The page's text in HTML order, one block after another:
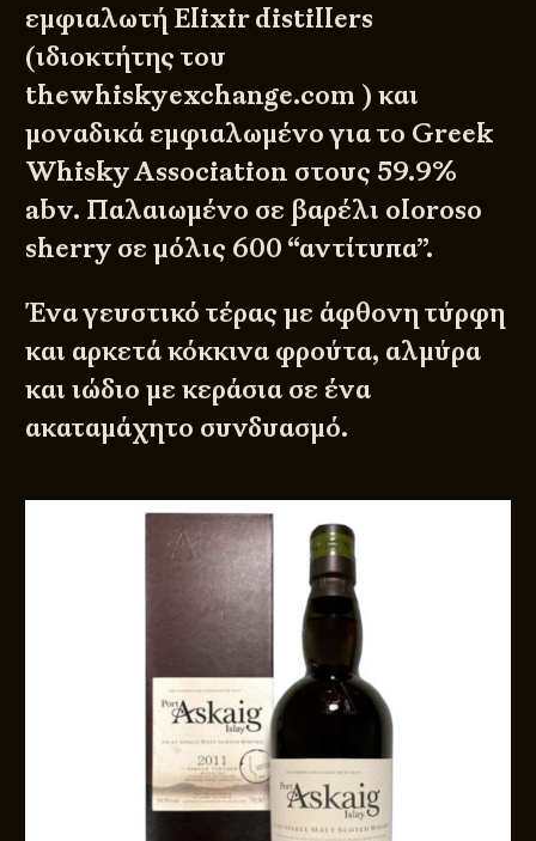
εμφιαλωτή Elixir distillers
(ιδιοκτήτης του
thewhiskyexchange.com ) και
μοναδικά εμφιαλωμένο για το Greek
Whisky Association στους 59.9%
abv. Παλαιωμένο σε βαρέλι oloroso
sherry σε μόλις 600 “αντίτυπα”.
Ένα γευστικό τέρας με άφθονη τύρφη
και αρκετά κόκκινα φρούτα, αλμύρα
και ιώδιο με κεράσια σε ένα
ακαταμάχητο συνδυασμό.